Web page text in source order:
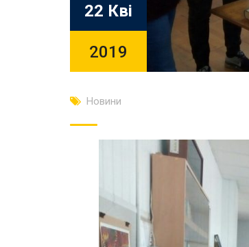
22 Кві
2019
Новини